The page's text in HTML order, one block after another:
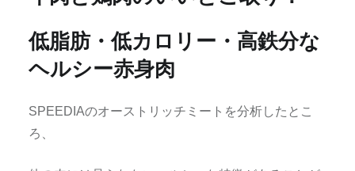
低脂肪・低カロリー・高鉄分な
ヘルシー赤身肉
SPEEDIAのオーストリッチミートを分析したとこ
ろ、